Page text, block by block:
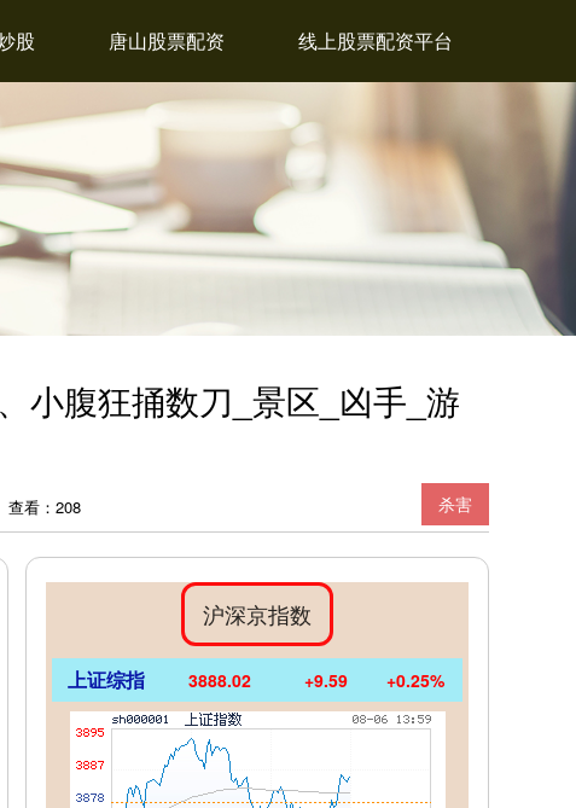
股 唐山股票配资 线上股票配资平台
小腹狂捅数刀_景区_凶手_游
杀害
查看：208
沪深京指数
上证综指 3888.02 +9.59 +0.25%